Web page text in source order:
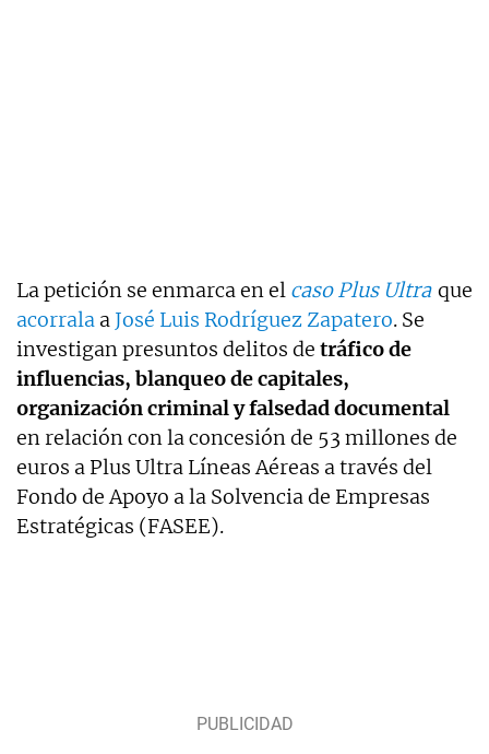
La petición se enmarca en el caso Plus Ultra que
acorrala a José Luis Rodríguez Zapatero. Se
investigan presuntos delitos de tráfico de
influencias, blanqueo de capitales,
organización criminal y falsedad documental
en relación con la concesión de 53 millones de
euros a Plus Ultra Líneas Aéreas a través del
Fondo de Apoyo a la Solvencia de Empresas
Estratégicas (FASEE).